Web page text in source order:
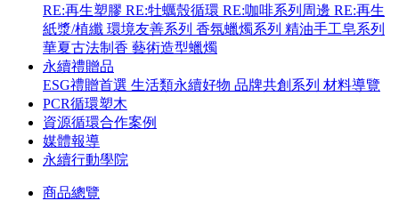
RE:再生塑膠 RE:牡蠣殼循環 RE:咖啡系列周邊 RE:再生
紙漿/植纖 環境友善系列 香氛蠟燭系列 精油手工皂系列
華夏古法制香 藝術造型蠟燭
永續禮贈品
ESG禮贈首選 生活類永續好物 品牌共創系列 材料導覽
PCR循環塑木
資源循環合作案例
媒體報導
永續行動學院
商品總覽